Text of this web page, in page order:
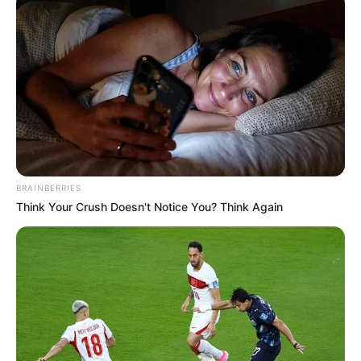
jel: visszatér az élet. A felépülés egyik
legszembetűnőbb jele az, amely talán a laikusok
számára is a leginkább érzékelhető:
A haja újra növekedésnek indult. A kemoterápiás
kezelések egyik legnehezebben feldolgozható
mellékhatása a hajhullás, amely nemcsak esztétikai,
hanem mélyen lelki kérdés is. Most azonban ez a
folyamat megfordulni látszik. Bár Rubint Réka
egyelőre még kendőt visel, a haj növekedése
egyértelmű jelzés számára – és követői számára is
–, hogy a szervezete regenerálódik, és jó irányba
halad. Ez az aprónak tűnő változás valójában
hatalmas jelentőséggel bír: a gyógyulás
kézzelfogható bizonyítéka. Új irányok, új célok: A
nehéz időszak nemcsak megpróbáltatás volt,
BRAINBERRIES
Think Your Crush Doesn't Notice You? Think Again